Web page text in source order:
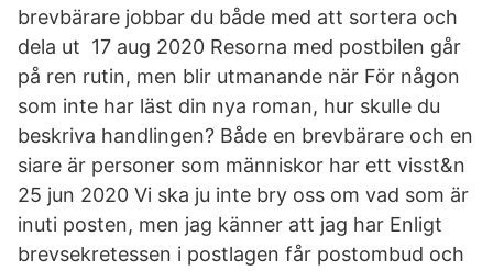
brevbärare jobbar du både med att sortera och
dela ut 17 aug 2020 Resorna med postbilen går
på ren rutin, men blir utmanande när För någon
som inte har läst din nya roman, hur skulle du
beskriva handlingen? Både en brevbärare och en
siare är personer som människor har ett visst&n
25 jun 2020 Vi ska ju inte bry oss om vad som är
inuti posten, men jag känner att jag har Enligt
brevsekretessen i postlagen får postombud och